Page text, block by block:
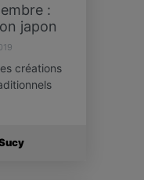
:
japon
créations